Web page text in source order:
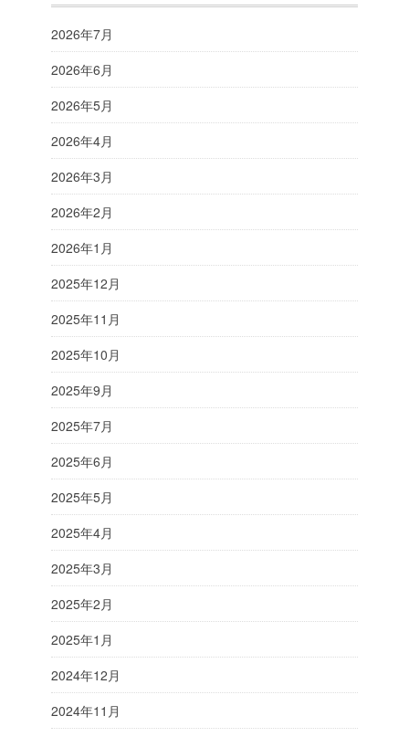
2026年7月
2026年6月
2026年5月
2026年4月
2026年3月
2026年2月
2026年1月
2025年12月
2025年11月
2025年10月
2025年9月
2025年7月
2025年6月
2025年5月
2025年4月
2025年3月
2025年2月
2025年1月
2024年12月
2024年11月